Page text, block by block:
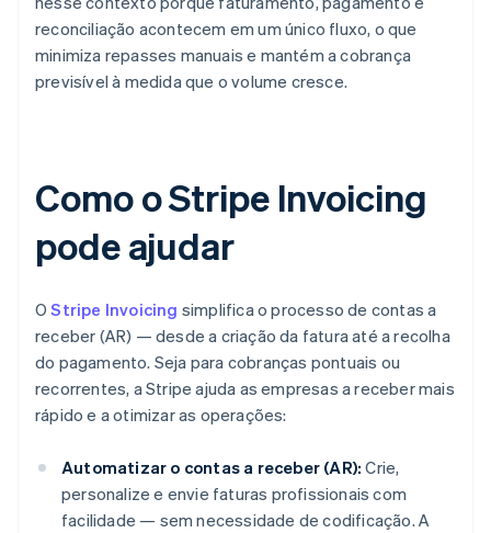
reconciliação acontecem em um único fluxo, o que
minimiza repasses manuais e mantém a cobrança
previsível à medida que o volume cresce.
Como o Stripe Invoicing
pode ajudar
OStripe Invoicing simplifica o processo de contas a
receber (AR) — desde a criação da fatura até a recolha
do pagamento. Seja para cobranças pontuais ou
recorrentes, a Stripe ajuda as empresas a receber mais
rápido e a otimizar as operações:
Automatizar o contas a receber (AR): Crie,
personalize e envie faturas profissionais com
facilidade — sem necessidade de codificação. A